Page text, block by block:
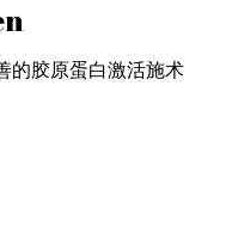
的胶原蛋白激活施术